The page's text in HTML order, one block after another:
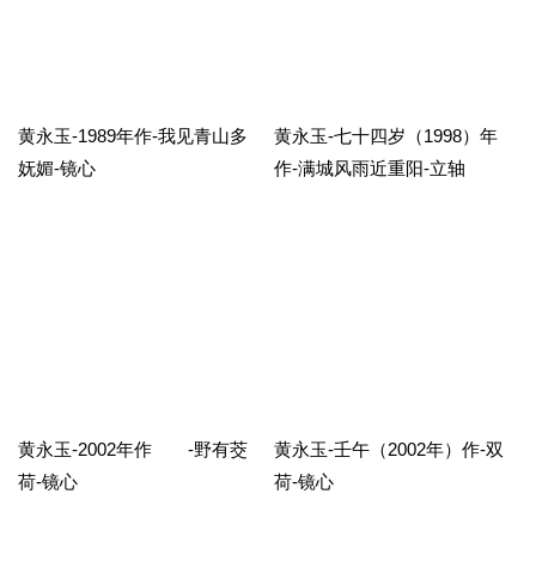
黄永玉-1989年作-我见青山多
妩媚-镜心
黄永玉-七十四岁（1998）年
作-满城风雨近重阳-立轴
黄永玉-2002年作 -野有茭
荷-镜心
黄永玉-壬午（2002年）作-双
荷-镜心